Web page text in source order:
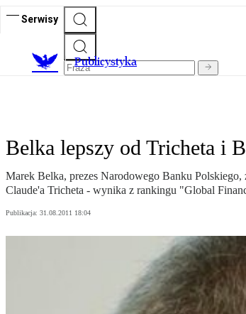
Serwisy
Publicystyka
Belka lepszy od Tricheta i
Marek Belka, prezes Narodowego Banku Polskiego,
Claude'a Tricheta - wynika z rankingu "Global
Publikacja: 31.08.2011 18:04